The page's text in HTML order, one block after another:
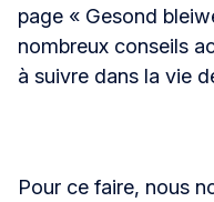
page « Gesond
nombreux conseils
à suivre dans la vie
Pour ce faire, nous